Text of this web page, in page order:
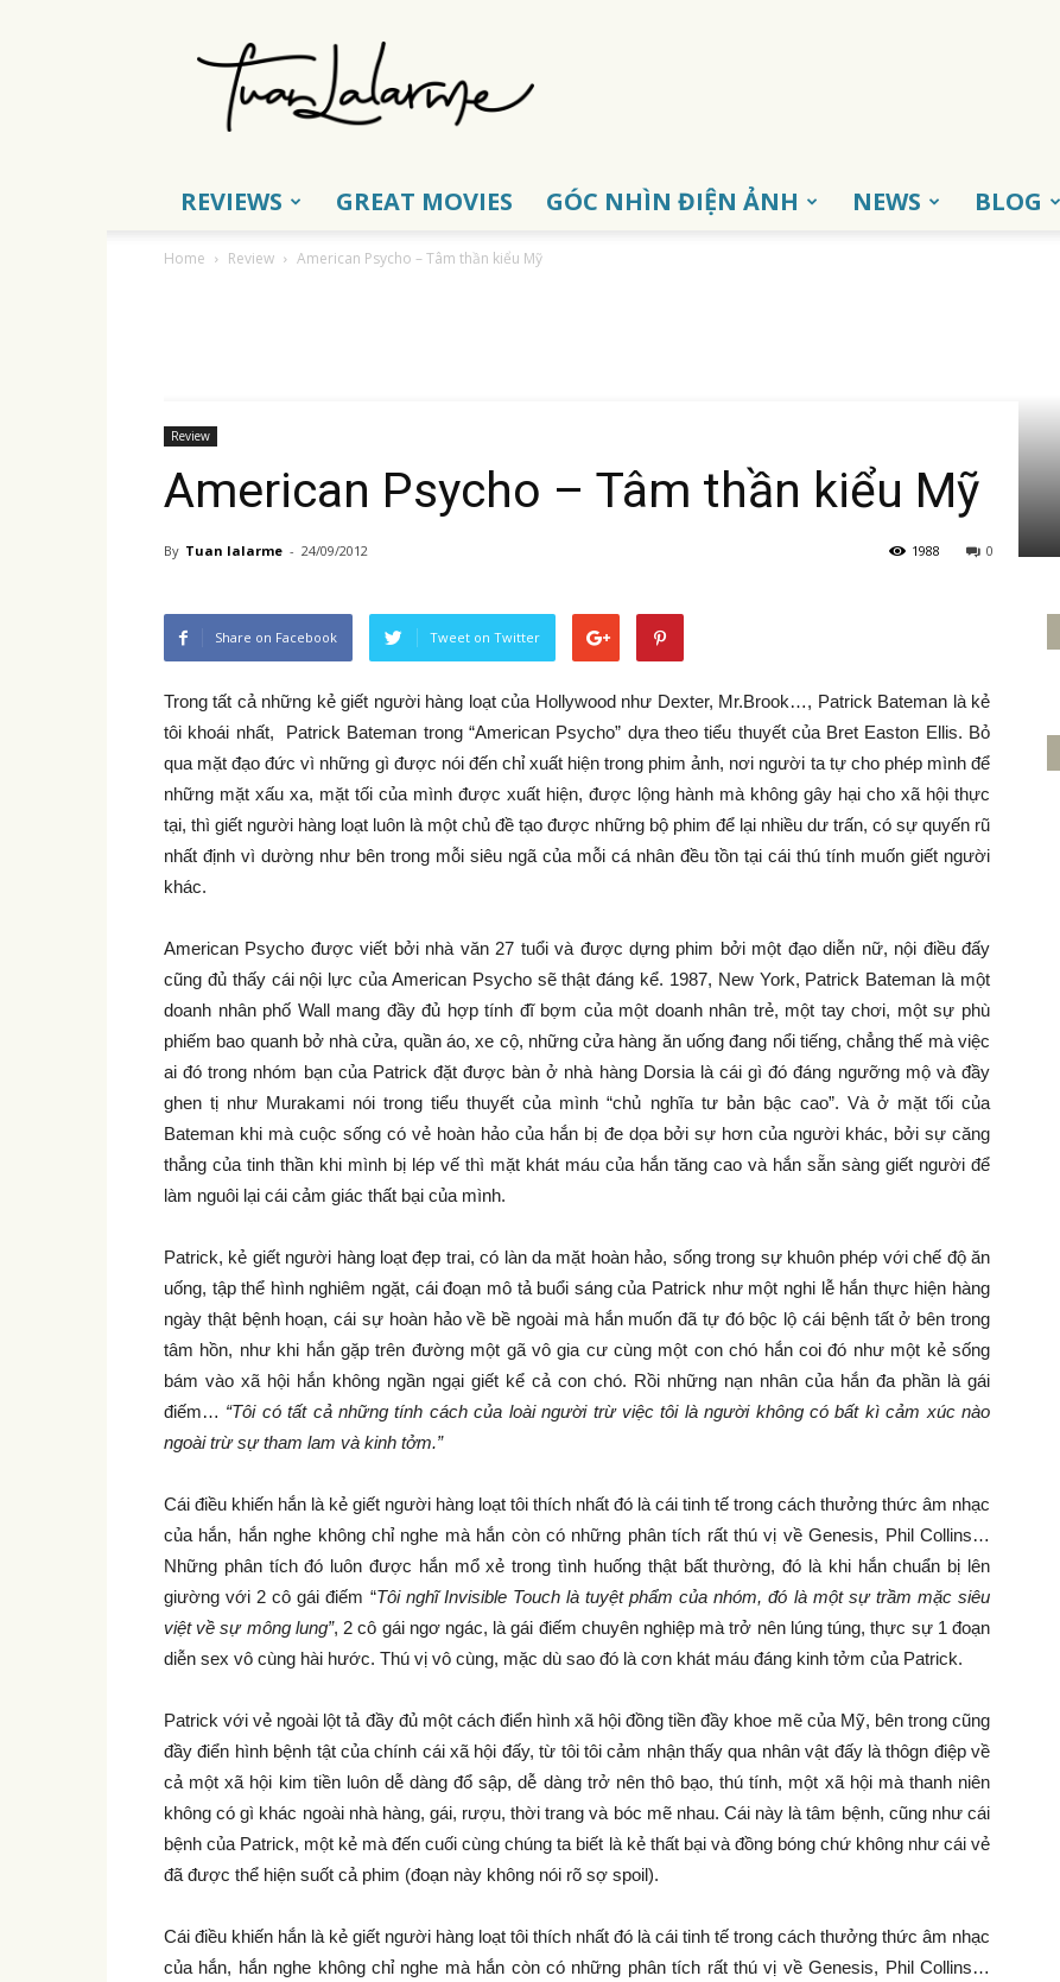
Tuấn
Lalarme
REVIEWS GREAT MOVIES GÓC NHÌN ĐIỆN ẢNH NEWS BLOG
Home Review American Psycho – Tâm thần kiểu Mỹ
Review
American Psycho – Tâm thần kiểu Mỹ
By Tuan lalarme - 24/09/2012 0
1988
Share on Facebook Tweet on Twitter
Trong tất cả những kẻ giết người hàng loạt của Hollywood như Dexter, Mr.Brook…, Patrick Bateman là kẻ
tôi khoái nhất, Patrick Bateman trong “American Psycho” dựa theo tiểu thuyết của Bret Easton Ellis. Bỏ
qua mặt đạo đức vì những gì được nói đến chỉ xuất hiện trong phim ảnh, nơi người ta tự cho phép mình để
những mặt xấu xa, mặt tối của mình được xuất hiện, được lộng hành mà không gây hại cho xã hội thực
tại, thì giết người hàng loạt luôn là một chủ đề tạo được những bộ phim để lại nhiều dư trấn, có sự quyến rũ
nhất định vì dường như bên trong mỗi siêu ngã của mỗi cá nhân đều tồn tại cái thú tính muốn giết người
khác.
American Psycho được viết bởi nhà văn 27 tuổi và được dựng phim bởi một đạo diễn nữ, nội điều đấy
cũng đủ thấy cái nội lực của American Psycho sẽ thật đáng kể. 1987, New York, Patrick Bateman là một
doanh nhân phố Wall mang đầy đủ hợp tính đĩ bợm của một doanh nhân trẻ, một tay chơi, một sự phù
phiếm bao quanh bở nhà cửa, quần áo, xe cộ, những cửa hàng ăn uống đang nổi tiếng, chẳng thế mà việc
ai đó trong nhóm bạn của Patrick đặt được bàn ở nhà hàng Dorsia là cái gì đó đáng ngưỡng mộ và đầy
ghen tị như Murakami nói trong tiểu thuyết của mình “chủ nghĩa tư bản bậc cao”. Và ở mặt tối của
Bateman khi mà cuộc sống có vẻ hoàn hảo của hắn bị đe dọa bởi sự hơn của người khác, bởi sự căng
thẳng của tinh thần khi mình bị lép vế thì mặt khát máu của hắn tăng cao và hắn sẵn sàng giết người để
làm nguôi lại cái cảm giác thất bại của mình.
Patrick, kẻ giết người hàng loạt đẹp trai, có làn da mặt hoàn hảo, sống trong sự khuôn phép với chế độ ăn
uống, tập thể hình nghiêm ngặt, cái đoạn mô tả buổi sáng của Patrick như một nghi lễ hắn thực hiện hàng
ngày thật bệnh hoạn, cái sự hoàn hảo về bề ngoài mà hắn muốn đã tự đó bộc lộ cái bệnh tất ở bên trong
tâm hồn, như khi hắn gặp trên đường một gã vô gia cư cùng một con chó hắn coi đó như một kẻ sống
bám vào xã hội hắn không ngần ngại giết kể cả con chó. Rồi những nạn nhân của hắn đa phần là gái
điếm… “Tôi có tất cả những tính cách của loài người trừ việc tôi là người không có bất kì cảm xúc nào
ngoài trừ sự tham lam và kinh tởm.”
Cái điều khiến hắn là kẻ giết người hàng loạt tôi thích nhất đó là cái tinh tế trong cách thưởng thức âm nhạc
của hắn, hắn nghe không chỉ nghe mà hắn còn có những phân tích rất thú vị về Genesis, Phil Collins…
Những phân tích đó luôn được hắn mổ xẻ trong tình huống thật bất thường, đó là khi hắn chuẩn bị lên
giường với 2 cô gái điếm “Tôi nghĩ Invisible Touch là tuyệt phẩm của nhóm, đó là một sự trầm mặc siêu
việt về sự mông lung”, 2 cô gái ngơ ngác, là gái điếm chuyên nghiệp mà trở nên lúng túng, thực sự 1 đoạn
diễn sex vô cùng hài hước. Thú vị vô cùng, mặc dù sao đó là cơn khát máu đáng kinh tởm của Patrick.
Patrick với vẻ ngoài lột tả đầy đủ một cách điển hình xã hội đồng tiền đầy khoe mẽ của Mỹ, bên trong cũng
đầy điển hình bệnh tật của chính cái xã hội đấy, từ tôi tôi cảm nhận thấy qua nhân vật đấy là thôgn điệp về
cả một xã hội kim tiền luôn dễ dàng đổ sập, dễ dàng trở nên thô bạo, thú tính, một xã hội mà thanh niên
không có gì khác ngoài nhà hàng, gái, rượu, thời trang và bóc mẽ nhau. Cái này là tâm bệnh, cũng như cái
bệnh của Patrick, một kẻ mà đến cuối cùng chúng ta biết là kẻ thất bại và đồng bóng chứ không như cái vẻ
đã được thể hiện suốt cả phim (đoạn này không nói rõ sợ spoil).
Cái điều khiến hắn là kẻ giết người hàng loạt tôi thích nhất đó là cái tinh tế trong cách thưởng thức âm nhạc
của hắn, hắn nghe không chỉ nghe mà hắn còn có những phân tích rất thú vị về Genesis, Phil Collins…